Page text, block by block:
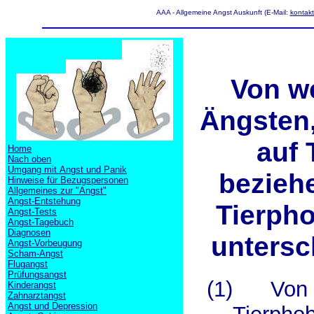
AAA - Allgemeine Angst Auskunft (E-Mail:
Home
Nach oben
Umgang mit Angst und Panik
Hinweise für Bezugspersonen
Allgemeines zur "Angst"
Angst-Entstehung
Angst-Tests
Angst-Tagebuch
Diagnosen
Angst-Vorbeugung
Scham-Angst
Flugangst
Prüfungsangst
Kinderangst
Zahnarztangst
Angst und Depression
Von
auf
(1)
Von